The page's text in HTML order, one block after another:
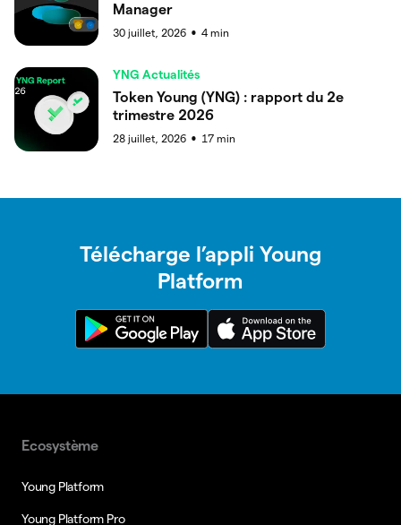
Manager
30 juillet, 2026 ● 4 min
YNG Actualités
Token Young (YNG) : rapport du 2e
trimestre 2026
28 juillet, 2026 ● 17 min
Télécharge l’appli Young
Platform
Ecosystème
Young Platform
Young Platform Pro